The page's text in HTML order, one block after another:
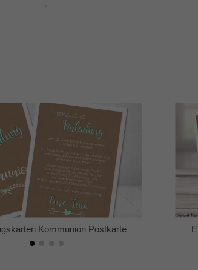
Kommunion Postkarte